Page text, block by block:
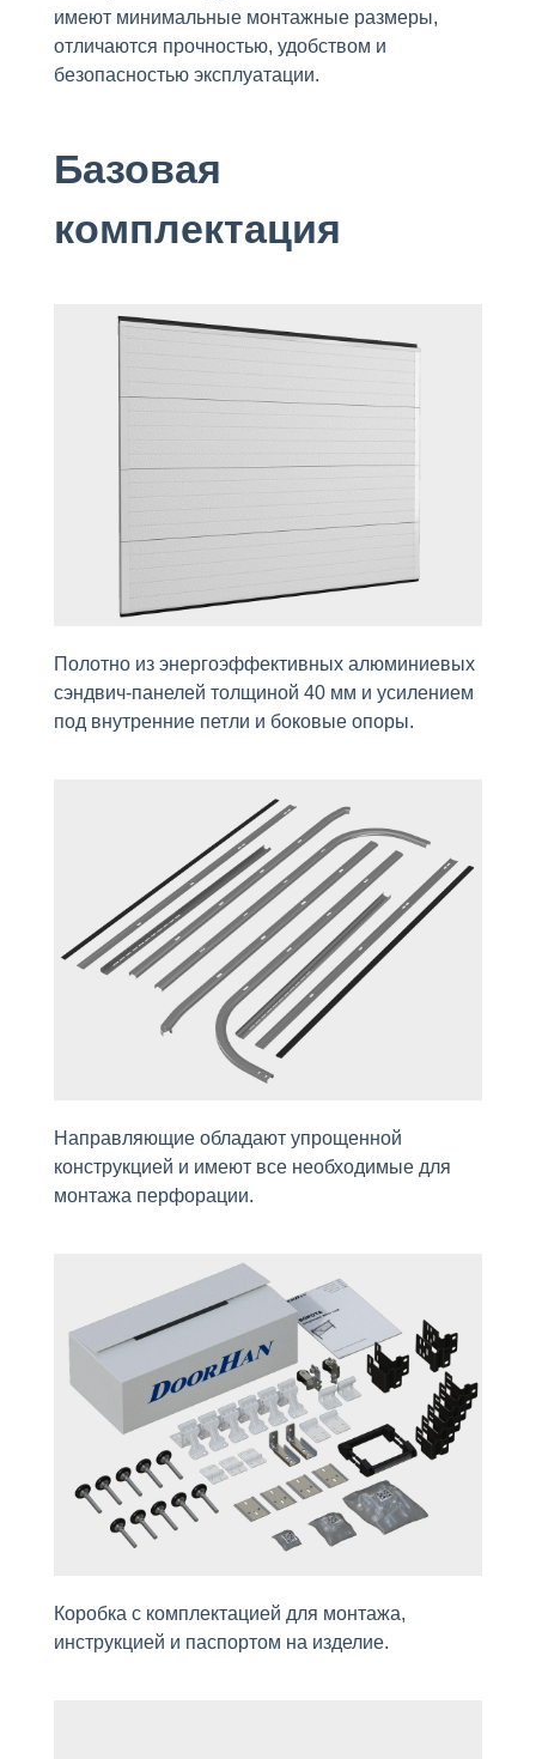
имеют минимальные монтажные размеры,
отличаются прочностью, удобством и
безопасностью эксплуатации.
Базовая
комплектация
Полотно из энергоэффективных алюминиевых
сэндвич-панелей толщиной 40 мм и усилением
под внутренние петли и боковые опоры.
Направляющие обладают упрощенной
конструкцией и имеют все необходимые для
монтажа перфорации.
Коробка с комплектацией для монтажа,
инструкцией и паспортом на изделие.